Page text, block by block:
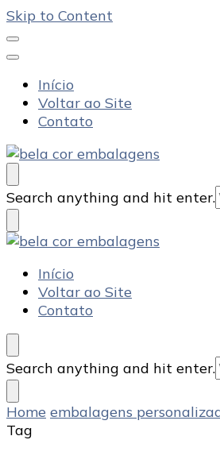
Skip to Content
Início
Voltar ao Site
Contato
Bela Cor Embalagens
Blog
Looking
for
Something?
Search anything and hit enter.
Bela Cor Embalagens
Blog
Início
Voltar ao Site
Contato
Looking
for
Something?
Search anything and hit enter.
Home embalagens
Tag